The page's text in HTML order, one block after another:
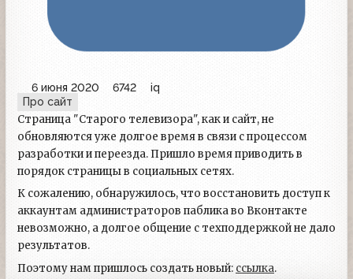
6 июня 2020 6742
iq
Про сайт
Страница "Старого телевизора", как и сайт, не
обновляются уже долгое время в связи с процессом
разработки и переезда. Пришло время приводить в
порядок страницы в социальных сетях.
К сожалению, обнаружилось, что восстановить доступ к
аккаунтам администраторов паблика во Вконтакте
невозможно, а долгое общение с техподдержкой не дало
результатов.
Поэтому нам пришлось создать новый: ссылка.